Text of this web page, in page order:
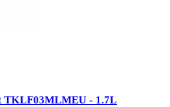
TKLF03MLMEU - 1.7L